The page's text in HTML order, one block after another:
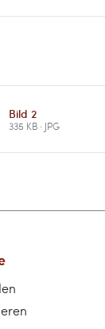
Bild 2
335 KB · JPG